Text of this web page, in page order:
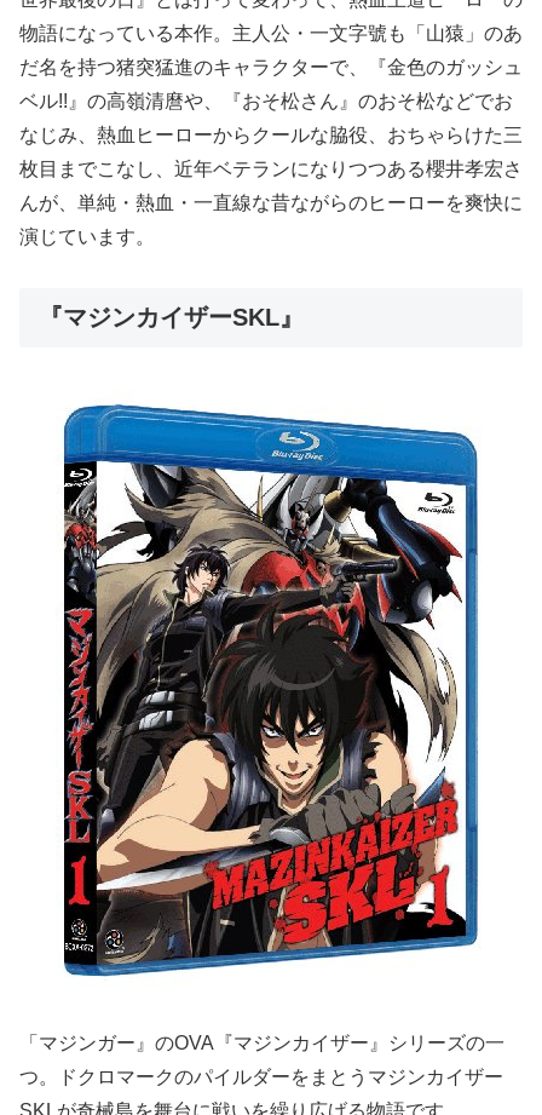
物語になっている本作。主人公・一文字號も「山猿」のあ
だ名を持つ猪突猛進のキャラクターで、『金色のガッシュ
ベル!!』の高嶺清麿や、『おそ松さん』のおそ松などでお
なじみ、熱血ヒーローからクールな脇役、おちゃらけた三
枚目までこなし、近年ベテランになりつつある櫻井孝宏さ
んが、単純・熱血・一直線な昔ながらのヒーローを爽快に
演じています。
『マジンカイザーSKL』
「マジンガー』のOVA『マジンカイザー』シリーズの一
つ。ドクロマークのパイルダーをまとうマジンカイザー
SKLが奇械島を舞台に戦いを繰り広げる物語です。